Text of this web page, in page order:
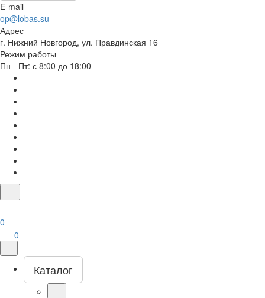
E-mail
op@lobas.su
Адрес
г. Нижний Новгород, ул. Правдинская 16
Режим работы
Пн - Пт: с 8:00 до 18:00
0
0
Каталог